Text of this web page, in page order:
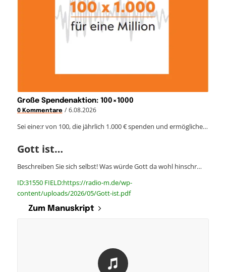
Große Spendenaktion: 100×1000
0 Kommentare / 6.08.2026
Sei eine:r von 100, die jährlich 1.000 € spenden und ermögliche…
Gott ist…
Beschreiben Sie sich selbst! Was würde Gott da wohl hinschr…
ID:31550 FIELD:https://radio-m.de/wp-
content/uploads/2026/05/Gott-ist.pdf
Zum Manuskript